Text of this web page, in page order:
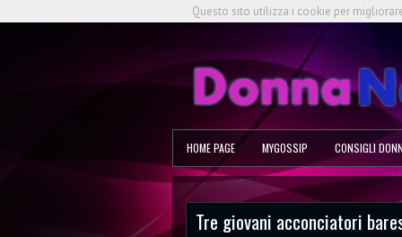
HOME PAGE MYGOSSIP CONSIGLI
Tre giovani acconciatori
Questo sito utilizza i cookie per